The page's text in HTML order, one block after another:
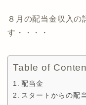
８月の配当金収入
す・・・・
Table of
配当金
スタートからの配